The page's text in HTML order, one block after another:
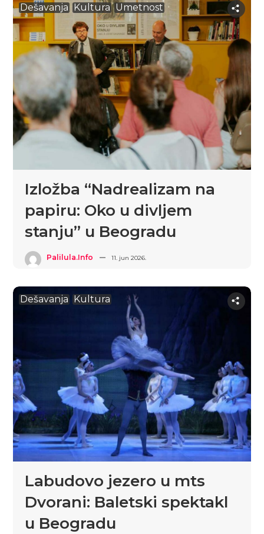
Dešavanja Kultura Umetnost
Izložba “Nadrealizam na
papiru: Oko u divljem
stanju” u Beogradu
Palilula.info 11. jun 2026.
Dešavanja Kultura
Labudovo jezero u mts
Dvorani: Baletski spektakl
u Beogradu